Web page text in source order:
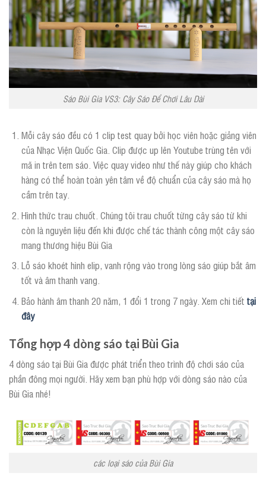
Sáo Bùi Gia VS3: Cây Sáo Để Chơi Lâu Dài
Mỗi cây sáo đều có 1 clip test quay bởi học viên hoặc giảng viên
của Nhạc Viện Quốc Gia. Clip được up lên Youtube trùng tên với
mã in trên tem sáo. Việc quay video như thế này giúp cho khách
hàng có thể hoàn toàn yên tâm về độ chuẩn của cây sáo mà họ
cầm trên tay.
Hình thức trau chuốt. Chúng tôi trau chuốt từng cây sáo từ khi
còn là nguyên liệu đến khi được chế tác thành công một cây sáo
mang thương hiệu Bùi Gia
Lỗ sáo khoét hình elip, vanh rộng vào trong lòng sáo giúp bắt âm
tốt và âm thanh vang.
Bảo hành âm thanh 20 năm, 1 đổi 1 trong 7 ngày. Xem chi tiết tại
đây
Tổng hợp 4 dòng sáo tại Bùi Gia
4 dòng sáo tại Bùi Gia được phát triển theo trình độ chơi sáo của
phần đông mọi người. Hãy xem bạn phù hợp với dòng sáo nào của
Bùi Gia nhé!
các loại sáo của Bùi Gia